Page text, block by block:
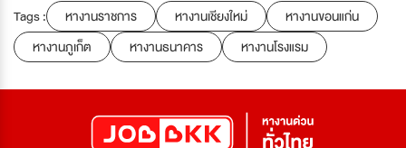
Tags : หางานราชการ หางานเชียงใหม่
หางานขอนแก่น
หางานภูเก็ต
หางานธนาคาร หางานโรงแรม